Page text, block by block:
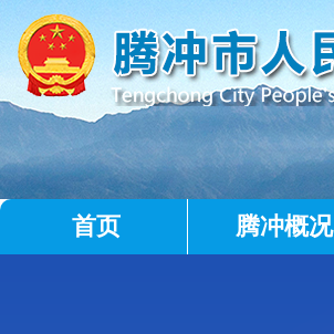
首页 腾冲概况